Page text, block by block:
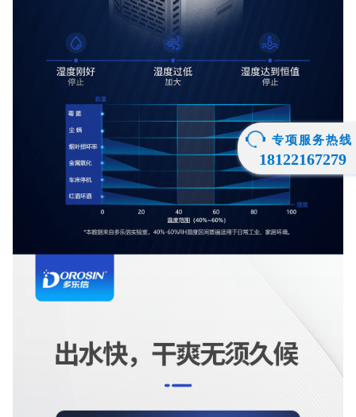
专项服务热线
18122167279